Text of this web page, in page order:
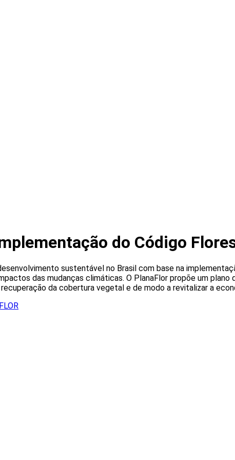
do Código
sustentável no Brasil com base na
das mudanças climáticas. O PlanaFlor propõe um
da cobertura vegetal e de modo a revitalizar a